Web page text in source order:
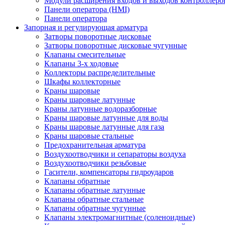
Панели оператора (HMI)
Панели оператора
Запорная и регулирующая арматура
Затворы поворотные дисковые
Затворы поворотные дисковые чугунные
Клапаны смесительные
Клапаны 3-х ходовые
Коллекторы распределительные
Шкафы коллекторные
Краны шаровые
Краны шаровые латунные
Краны латунные водоразборные
Краны шаровые латунные для воды
Краны шаровые латунные для газа
Краны шаровые стальные
Предохранительная арматура
Воздухоотводчики и сепараторы воздуха
Воздухоотводчики резьбовые
Гасители, компенсаторы гидроударов
Клапаны обратные
Клапаны обратные латунные
Клапаны обратные стальные
Клапаны обратные чугунные
Клапаны электромагнитные (соленоидные)